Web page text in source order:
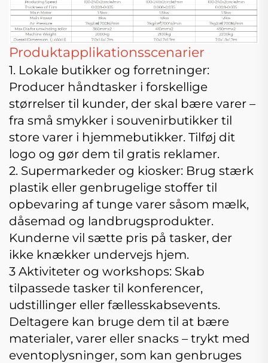
Produktapplikationsscenarier
1. Lokale butikker og forretninger:
Producer håndtasker i forskellige
størrelser til kunder, der skal bære varer –
fra små smykker i souvenirbutikker til
store varer i hjemmebutikker. Tilføj dit
logo og gør dem til gratis reklamer.
2. Supermarkeder og kiosker: Brug stærk
plastik eller genbrugelige stoffer til
opbevaring af tunge varer såsom mælk,
dåsemad og landbrugsprodukter.
Kunderne vil sætte pris på tasker, der
ikke knækker undervejs hjem.
3 Aktiviteter og workshops: Skab
tilpassede tasker til konferencer,
udstillinger eller fællesskabsevents.
Deltagere kan bruge dem til at bære
materialer, varer eller snacks – trykt med
eventoplysninger, som kan genbruges